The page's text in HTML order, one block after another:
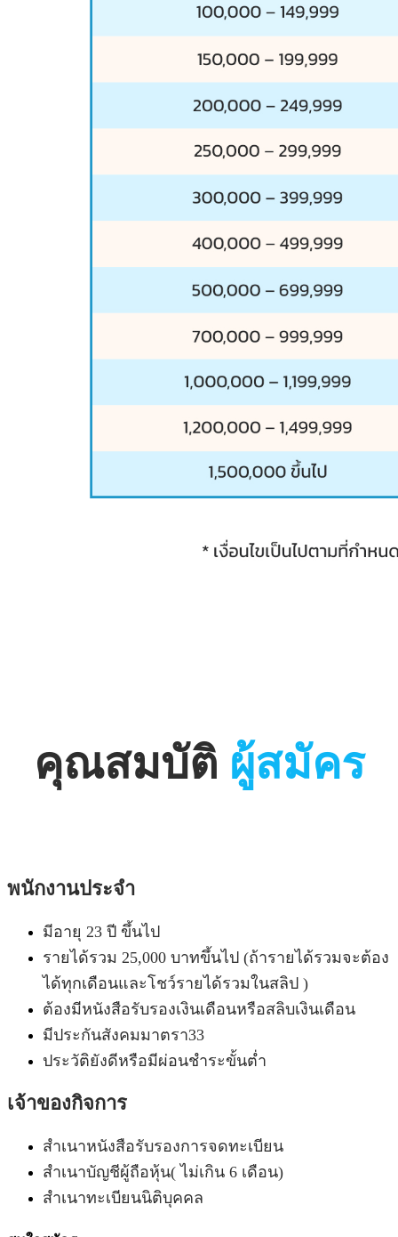
คุณสมบัติ ผู้สมัคร
พนักงานประจำ
มีอายุ 23 ปี ขึ้นไป
รายได้รวม 25,000 บาทขึ้นไป (ถ้ารายได้รวมจะต้อง
ได้ทุกเดือนและโชว์รายได้รวมในสลิป )
ต้องมีหนังสือรับรองเงินเดือนหรือสลิบเงินเดือน
มีประกันสังคมมาตรา33
ประวัติยังดีหรือมีผ่อนชำระขั้นต่ำ
เจ้าของกิจการ
สำเนาหนังสือรับรองการจดทะเบียน
สำเนาบัญชีผู้ถือหุ้น( ไม่เกิน 6 เดือน)
สำเนาทะเบียนนิติบุคคล